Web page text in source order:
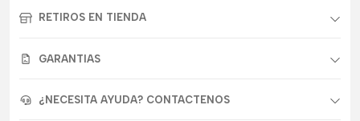
RETIROS EN TIENDA
GARANTIAS
¿NECESITA AYUDA? CONTACTENOS